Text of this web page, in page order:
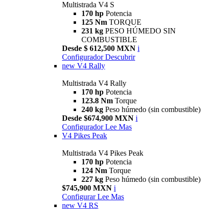
Multistrada V4 S
170 hp Potencia
125 Nm TORQUE
231 kg PESO HÚMEDO SIN
COMBUSTIBLE
Desde $ 612,500 MXN i
Configurador Descubrir
new V4 Rally
Multistrada V4 Rally
170 hp Potencia
123.8 Nm Torque
240 kg Peso húmedo (sin combustible)
Desde $674,900 MXN i
Configurador Lee Mas
V4 Pikes Peak
Multistrada V4 Pikes Peak
170 hp Potencia
124 Nm Torque
227 kg Peso húmedo (sin combustible)
$745,900 MXN i
Configurar Lee Mas
new V4 RS